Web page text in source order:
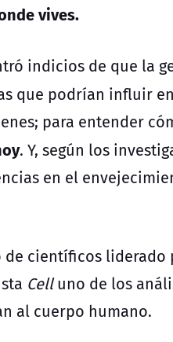
vives.
indicios de que la
que podrían influir en
para entender
. Y, según los
en el
científicos
Celluno de los
al cuerpo humano.